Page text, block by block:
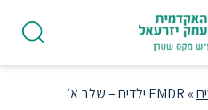
» EMDR ילדים – שלב א’